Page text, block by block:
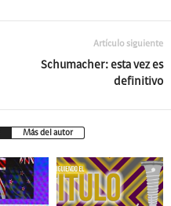
Artículo siguiente
Schumacher: esta vez es
definitivo
Más del autor